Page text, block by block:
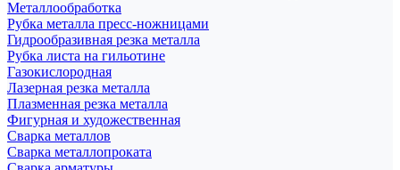
Металлообработка
Рубка металла пресс-ножницами
Гидрообразивная резка металла
Рубка листа на гильотине
Газокислородная
Лазерная резка металла
Плазменная резка металла
Фигурная и художественная
Сварка металлов
Сварка металлопроката